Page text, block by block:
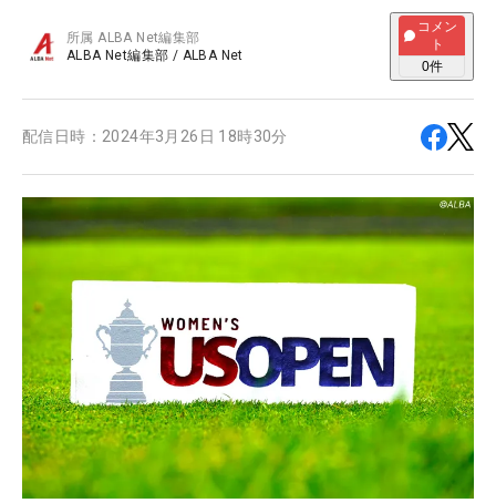
所属ALBA Net編集部
ALBA Net編集部 / ALBA Net
コメン
ト
0件
配信日時： 2024年3月26日 18時30分